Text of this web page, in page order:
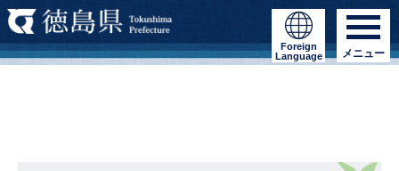
Foreign
Language
メニュー